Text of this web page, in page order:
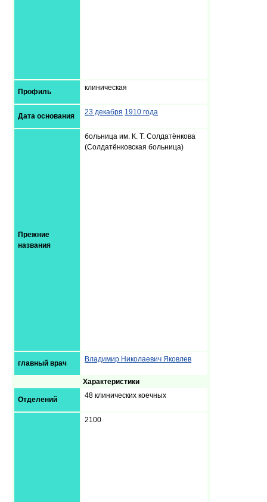
Профиль клиническая
Дата основания 23 декабря 1910 года
Прежние
названия
больница им. К. Т. Солдатёнкова
(Солдатёнковская больница)
главный врач Владимир Николаевич Яковлев
Характеристики
Отделений 48 клинических коечных
2100